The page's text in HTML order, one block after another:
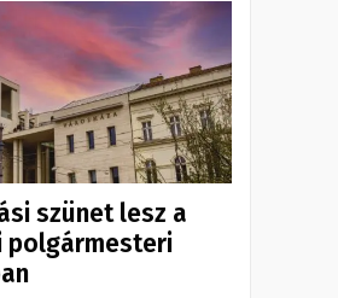
szünet lesz a
polgármesteri